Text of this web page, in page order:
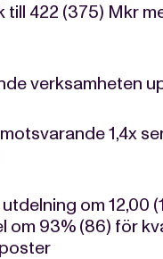
422 (375) Mkr
verksamheten
1,4x
om 12,00
om 93% (86) för